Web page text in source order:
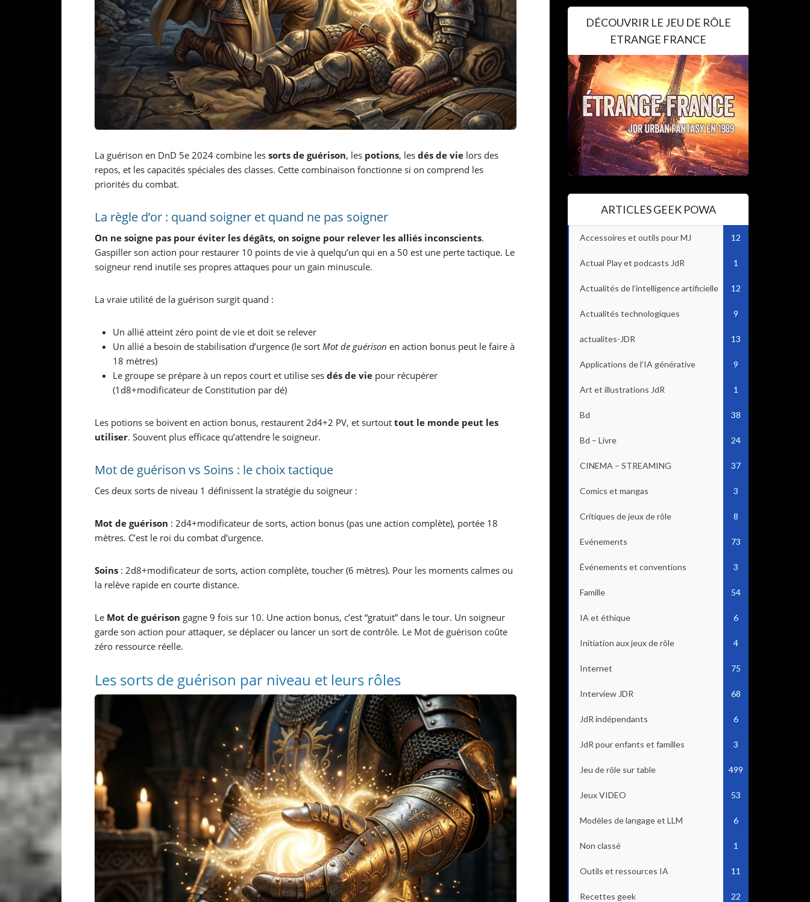
La guérison en DnD 5e 2024 combine les sorts de guérison, les potions, les dés de vie lors des
repos, et les capacités spéciales des classes. Cette combinaison fonctionne si on comprend les
priorités du combat.
La règle d’or : quand soigner et quand ne pas soigner
On ne soigne pas pour éviter les dégâts, on soigne pour relever les alliés inconscients.
Gaspiller son action pour restaurer 10 points de vie à quelqu’un qui en a 50 est une perte tactique. Le
soigneur rend inutile ses propres attaques pour un gain minuscule.
La vraie utilité de la guérison surgit quand :
Un allié atteint zéro point de vie et doit se relever
Un allié a besoin de stabilisation d’urgence (le sort Mot de guérison en action bonus peut le faire à
18 mètres)
Le groupe se prépare à un repos court et utilise ses dés de vie pour récupérer
(1d8+modificateur de Constitution par dé)
Les potions se boivent en action bonus, restaurent 2d4+2 PV, et surtout tout le monde peut les
utiliser. Souvent plus efficace qu’attendre le soigneur.
Mot de guérison vs Soins : le choix tactique
Ces deux sorts de niveau 1 définissent la stratégie du soigneur :
Mot de guérison : 2d4+modificateur de sorts, action bonus (pas une action complète), portée 18
mètres. C’est le roi du combat d’urgence.
Soins : 2d8+modificateur de sorts, action complète, toucher (6 mètres). Pour les moments calmes ou
la relève rapide en courte distance.
Le Mot de guérison gagne 9 fois sur 10. Une action bonus, c’est “gratuit” dans le tour. Un soigneur
garde son action pour attaquer, se déplacer ou lancer un sort de contrôle. Le Mot de guérison coûte
zéro ressource réelle.
Les sorts de guérison par niveau et leurs rôles
DÉCOUVRIR LE JEU DE RÔLE
ETRANGE FRANCE
ARTICLES GEEK POWA
Accessoires et outils pour MJ 12
Actual Play et podcasts JdR 1
Actualités de l’intelligence artificielle 12
Actualités technologiques 9
actualites-JDR 13
Applications de l’IA générative 9
Art et illustrations JdR 1
Bd 38
Bd – Livre 24
CINEMA – STREAMING 37
Comics et mangas 3
Critiques de jeux de rôle 8
Evénements 73
Événements et conventions 3
Famille 54
IA et éthique 6
Initiation aux jeux de rôle 4
Internet 75
Interview JDR 68
JdR indépendants 6
JdR pour enfants et familles 3
Jeu de rôle sur table 499
Jeux VIDEO 53
Modèles de langage et LLM 6
Non classé 1
Outils et ressources IA 11
Recettes geek 22